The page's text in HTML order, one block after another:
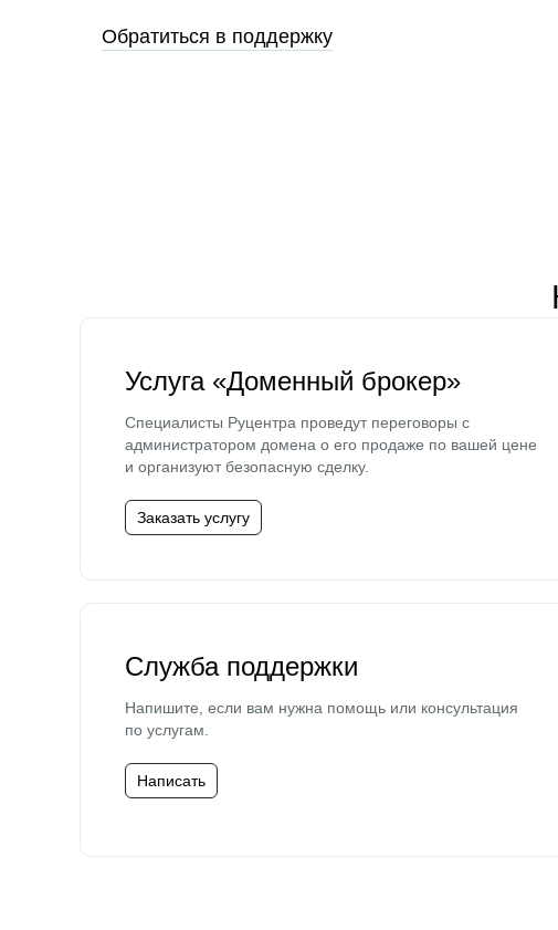
Обратиться в поддержку
Услуга «Доменный брокер»
Специалисты Руцентра проведут переговоры с
администратором домена о его продаже по вашей цене
и организуют безопасную сделку.
Заказать услугу
Служба поддержки
Напишите, если вам нужна помощь или консультация
по услугам.
Написать